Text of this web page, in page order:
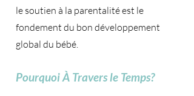
le soutien à la parentalité est le
fondement du bon développement
global du bébé.
Pourquoi À Travers le Temps?